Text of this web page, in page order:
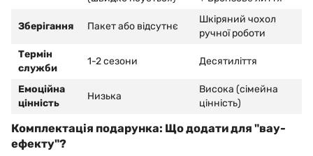
Зберігання Пакет або відсутнє
Шкіряний чохол
ручної роботи
Термін
служби
1-2 сезони Десятиліття
Емоційна
цінність
Низька
Висока (сімейна
цінність)
Комплектація подарунка: Що додати для "вау-
ефекту"?